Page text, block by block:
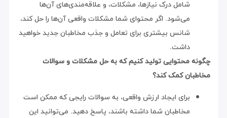
شامل درک نیازها، مشکلات، و علاقه‌مندی‌های آن‌ها
می‌شود. اگر محتوای شما مشکلات واقعی آن‌ها را حل کند،
شانس بیشتری برای تعامل و جذب مخاطبان جدید خواهید
داشت.
چگونه محتوایی تولید کنیم که به حل مشکلات و سوالات
مخاطبان کمک کند؟
برای ایجاد ارزش واقعی، به سوالات رایجی که ممکن است
مخاطبان شما داشته باشند، پاسخ دهید. می‌توانید این